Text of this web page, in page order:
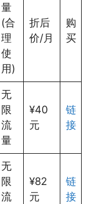
量
(合
理
使
用)
折后
价/月
购
买
无
限
流
量
¥40
元
链
接
无
限
流
¥82
元
链
接